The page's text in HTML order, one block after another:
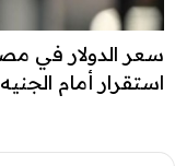
استقرار أمام الجنيه